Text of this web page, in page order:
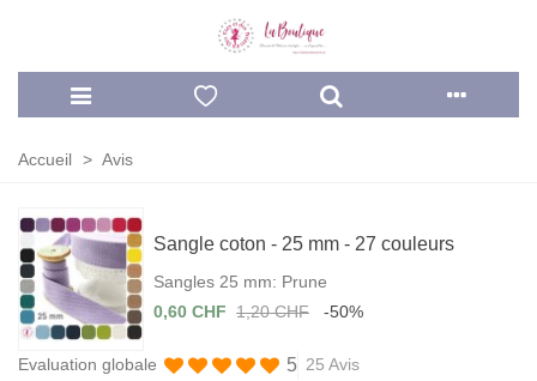
Accueil > Avis
Sangle coton - 25 mm - 27 couleurs
Sangles 25 mm: Prune
0,60 CHF 1,20 CHF -50%
Evaluation globale 5 25 Avis